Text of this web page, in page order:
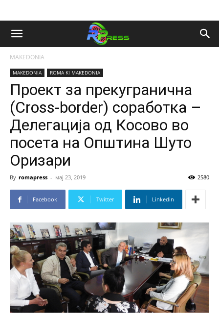
MAKEDONIA
MAKEDONIA ROMA KI MAKEDONIA
Проект за прекугранична
(Cross-border) соработка –
Делегација од Косово во
посета на Општина Шуто
Оризари
By romapress - мај 23, 2019 2580
Facebook Twitter Linkedin